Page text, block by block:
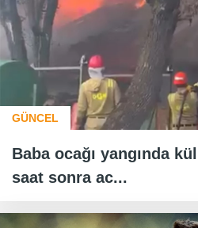
GÜNCEL
Baba ocağı yangında
saat sonra ac...